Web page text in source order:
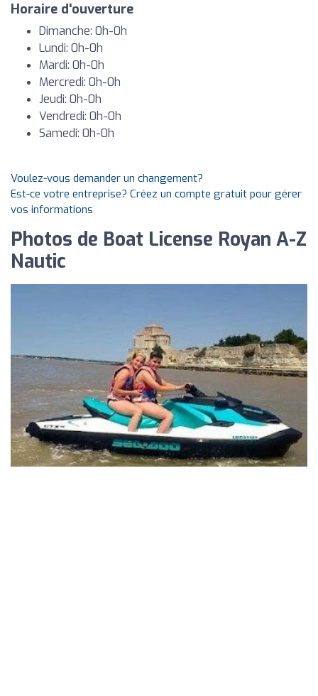
Horaire d'ouverture
Dimanche: 0h-0h
Lundi: 0h-0h
Mardi: 0h-0h
Mercredi: 0h-0h
Jeudi: 0h-0h
Vendredi: 0h-0h
Samedi: 0h-0h
Voulez-vous demander un changement?
Est-ce votre entreprise? Créez un compte gratuit pour gérer
vos informations
Photos de Boat License Royan A-Z
Nautic